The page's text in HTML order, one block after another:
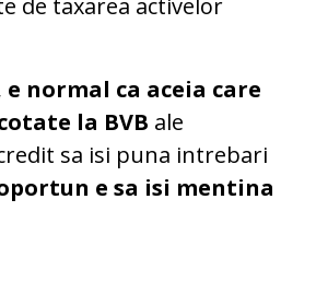
de taxarea activelor
normal ca aceia care
la BVB ale
sa isi puna intrebari
e sa isi mentina